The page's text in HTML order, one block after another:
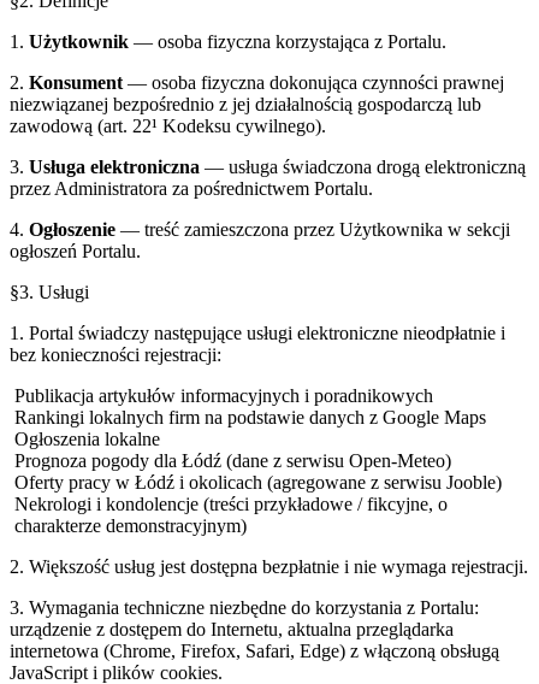
1. Użytkownik — osoba fizyczna korzystająca z Portalu.
2. Konsument — osoba fizyczna dokonująca czynności prawnej
niezwiązanej bezpośrednio z jej działalnością gospodarczą lub
zawodową (art. 22¹ Kodeksu cywilnego).
3. Usługa elektroniczna — usługa świadczona drogą elektroniczną
przez Administratora za pośrednictwem Portalu.
4. Ogłoszenie — treść zamieszczona przez Użytkownika w sekcji
ogłoszeń Portalu.
§3. Usługi
1. Portal świadczy następujące usługi elektroniczne nieodpłatnie i
bez konieczności rejestracji:
Publikacja artykułów informacyjnych i poradnikowych
Rankingi lokalnych firm na podstawie danych z Google Maps
Ogłoszenia lokalne
Prognoza pogody dla Łódź (dane z serwisu Open-Meteo)
Oferty pracy w Łódź i okolicach (agregowane z serwisu Jooble)
Nekrologi i kondolencje (treści przykładowe / fikcyjne, o
charakterze demonstracyjnym)
2. Większość usług jest dostępna bezpłatnie i nie wymaga rejestracji.
3. Wymagania techniczne niezbędne do korzystania z Portalu:
urządzenie z dostępem do Internetu, aktualna przeglądarka
internetowa (Chrome, Firefox, Safari, Edge) z włączoną obsługą
JavaScript i plików cookies.